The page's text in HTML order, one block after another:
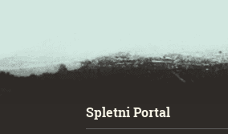
Spletni Portal